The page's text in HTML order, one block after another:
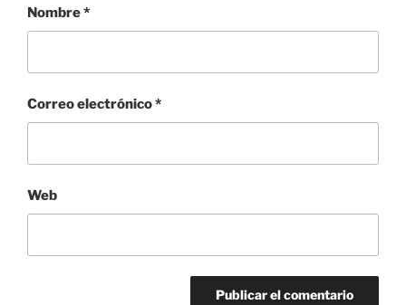
Nombre*
Correo electrónico*
Web